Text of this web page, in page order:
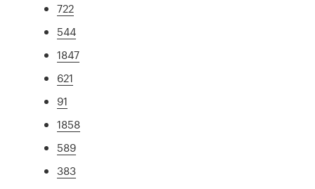
722
544
1847
621
91
1858
589
383